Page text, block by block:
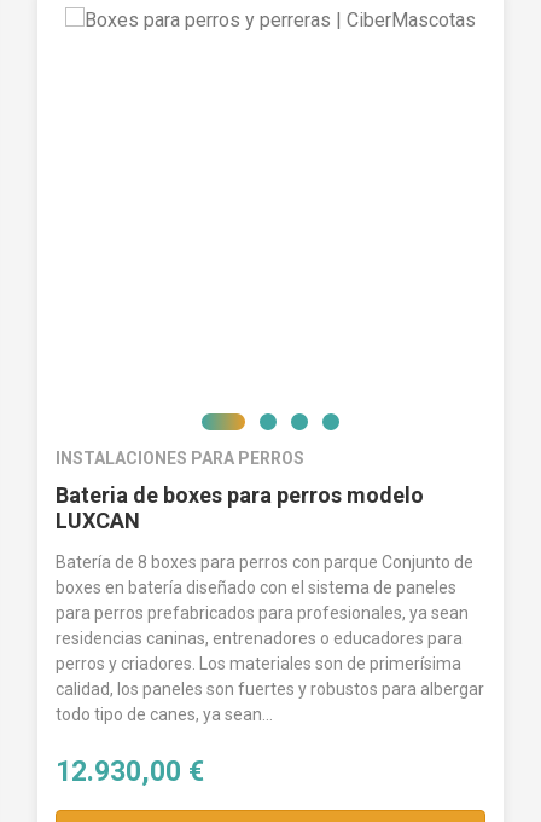
INSTALACIONES PARA PERROS
Bateria de boxes para perros modelo
LUXCAN
Batería de 8 boxes para perros con parque Conjunto de
boxes en batería diseñado con el sistema de paneles
para perros prefabricados para profesionales, ya sean
residencias caninas, entrenadores o educadores para
perros y criadores. Los materiales son de primerísima
calidad, los paneles son fuertes y robustos para albergar
todo tipo de canes, ya sean...
12.930,00 €